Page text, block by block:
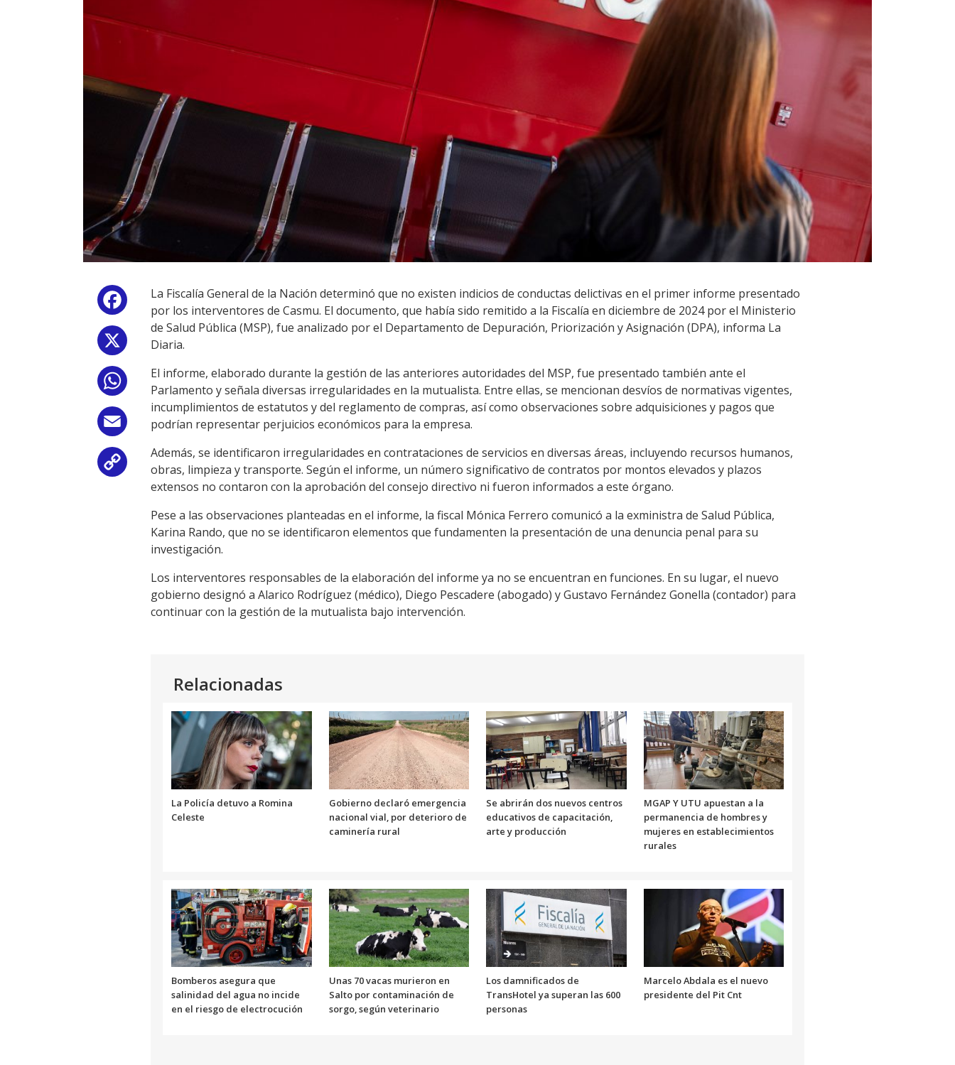
Facebook
WhatsApp
Email
Copy
Link
La Fiscalía General de la Nación determinó que no existen indicios de conductas delictivas en el primer informe presentado
por los interventores de Casmu. El documento, que había sido remitido a la Fiscalía en diciembre de 2024 por el Ministerio
de Salud Pública (MSP), fue analizado por el Departamento de Depuración, Priorización y Asignación (DPA), informa La
Diaria.
El informe, elaborado durante la gestión de las anteriores autoridades del MSP, fue presentado también ante el
Parlamento y señala diversas irregularidades en la mutualista. Entre ellas, se mencionan desvíos de normativas vigentes,
incumplimientos de estatutos y del reglamento de compras, así como observaciones sobre adquisiciones y pagos que
podrían representar perjuicios económicos para la empresa.
Además, se identificaron irregularidades en contrataciones de servicios en diversas áreas, incluyendo recursos humanos,
obras, limpieza y transporte. Según el informe, un número significativo de contratos por montos elevados y plazos
extensos no contaron con la aprobación del consejo directivo ni fueron informados a este órgano.
Pese a las observaciones planteadas en el informe, la fiscal Mónica Ferrero comunicó a la exministra de Salud Pública,
Karina Rando, que no se identificaron elementos que fundamenten la presentación de una denuncia penal para su
investigación.
Los interventores responsables de la elaboración del informe ya no se encuentran en funciones. En su lugar, el nuevo
gobierno designó a Alarico Rodríguez (médico), Diego Pescadere (abogado) y Gustavo Fernández Gonella (contador) para
continuar con la gestión de la mutualista bajo intervención.
Relacionadas
La Policía detuvo a Romina
Celeste
Gobierno declaró emergencia
nacional vial, por deterioro de
caminería rural
Se abrirán dos nuevos centros
educativos de capacitación,
arte y producción
MGAP Y UTU apuestan a la
permanencia de hombres y
mujeres en establecimientos
rurales
Bomberos asegura que
salinidad del agua no incide
en el riesgo de electrocución
Unas 70 vacas murieron en
Salto por contaminación de
sorgo, según veterinario
Los damnificados de
TransHotel ya superan las 600
personas
Marcelo Abdala es el nuevo
presidente del Pit Cnt